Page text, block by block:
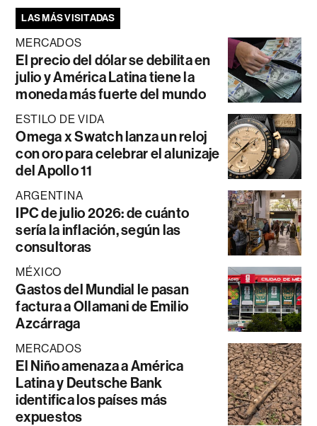
LAS MÁS VISITADAS
MERCADOS
El precio del dólar se debilita en
julio y América Latina tiene la
moneda más fuerte del mundo
ESTILO DE VIDA
Omega x Swatch lanza un reloj
con oro para celebrar el alunizaje
del Apollo 11
ARGENTINA
IPC de julio 2026: de cuánto
sería la inflación, según las
consultoras
MÉXICO
Gastos del Mundial le pasan
factura a Ollamani de Emilio
Azcárraga
MERCADOS
El Niño amenaza a América
Latina y Deutsche Bank
identifica los países más
expuestos